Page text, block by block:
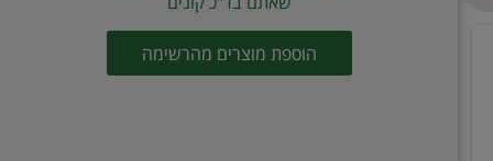
הוספת מוצרים מהרשימה